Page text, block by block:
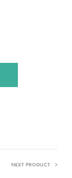
NEXT PRODUCT